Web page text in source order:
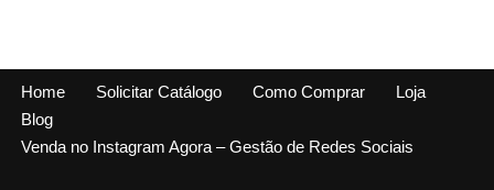
Home Solicitar Catálogo Como Comprar
Loja
Blog
Venda no Instagram Agora – Gestão de Redes Sociais